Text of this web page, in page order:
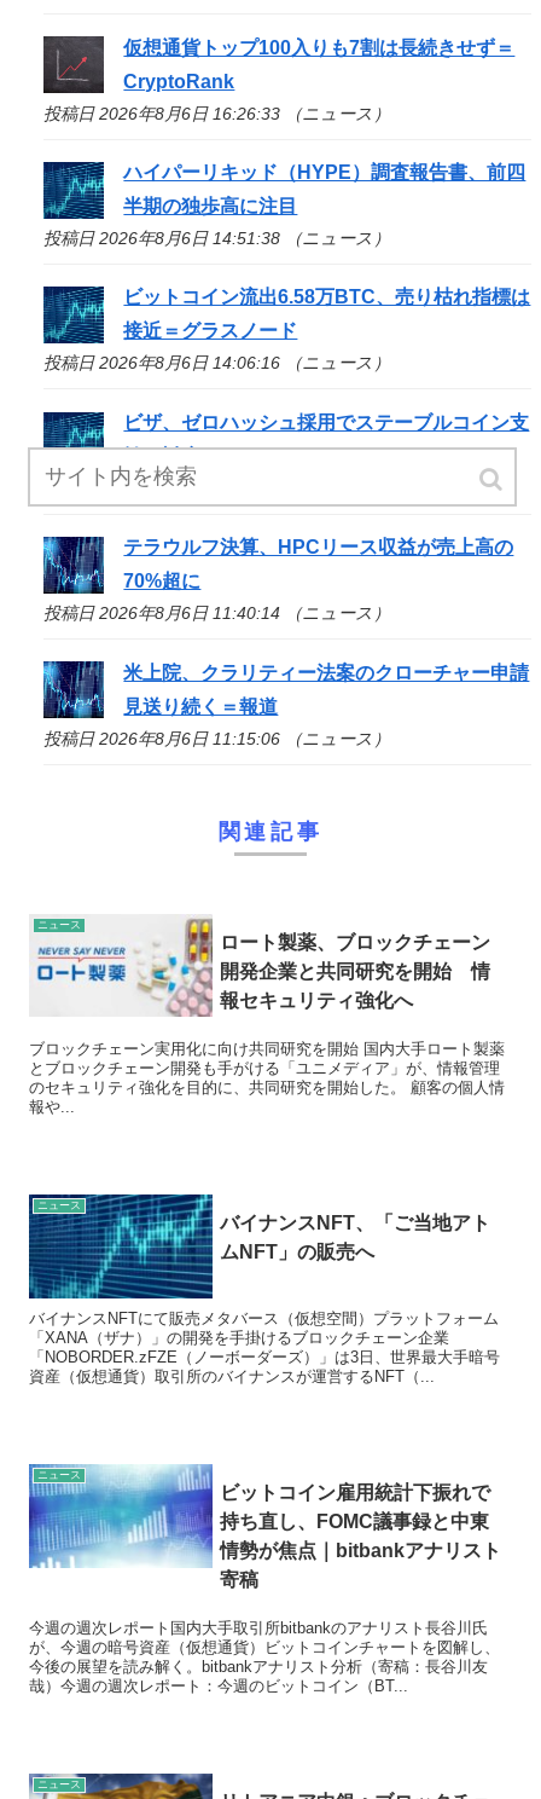
仮想通貨トップ100入りも7割は長続きせず＝
CryptoRank
投稿日 2026年8月6日 16:26:33 （ニュース）
ハイパーリキッド（HYPE）調査報告書、前四
半期の独歩高に注目
投稿日 2026年8月6日 14:51:38 （ニュース）
ビットコイン流出6.58万BTC、売り枯れ指標は
接近＝グラスノード
投稿日 2026年8月6日 14:06:16 （ニュース）
ビザ、ゼロハッシュ採用でステーブルコイン支
払い対応へ
投稿日 2026年8月6日 13:50:51 （ニュース）
テラウルフ決算、HPCリース収益が売上高の
70%超に
投稿日 2026年8月6日 11:40:14 （ニュース）
米上院、クラリティー法案のクローチャー申請
見送り続く＝報道
投稿日 2026年8月6日 11:15:06 （ニュース）
関連記事
ニュース
ロート製薬、ブロックチェーン
開発企業と共同研究を開始 情
報セキュリティ強化へ
ブロックチェーン実用化に向け共同研究を開始 国内大手ロート製薬
とブロックチェーン開発も手がける「ユニメディア」が、情報管理
のセキュリティ強化を目的に、共同研究を開始した。 顧客の個人情
報や...
ニュース
バイナンスNFT、「ご当地アト
ムNFT」の販売へ
バイナンスNFTにて販売メタバース（仮想空間）プラットフォーム
「XANA（ザナ）」の開発を手掛けるブロックチェーン企業
「NOBORDER.zFZE（ノーボーダーズ）」は3日、世界最大手暗号
資産（仮想通貨）取引所のバイナンスが運営するNFT（...
ニュース
ビットコイン雇用統計下振れで
持ち直し、FOMC議事録と中東
情勢が焦点｜bitbankアナリスト
寄稿
今週の週次レポート国内大手取引所bitbankのアナリスト長谷川氏
が、今週の暗号資産（仮想通貨）ビットコインチャートを図解し、
今後の展望を読み解く。bitbankアナリスト分析（寄稿：長谷川友
哉）今週の週次レポート：今週のビットコイン（BT...
ニュース